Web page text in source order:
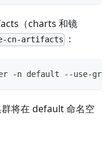
（charts 和镜
cn-artifacts ：
-n default --use-
将在 default 命名空